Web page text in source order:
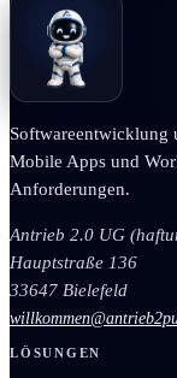
Softwareentwicklung
Mobile Apps und
Anforderungen.
Antrieb 2.0 UG
Hauptstraße 136
33647 Bielefeld
LÖSUNGEN